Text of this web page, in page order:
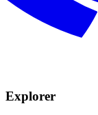
Explorer